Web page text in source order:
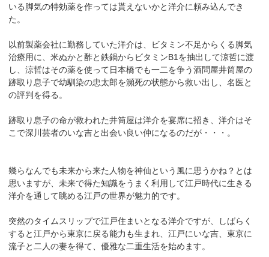
いる脚気の特効薬を作っては貰えないかと洋介に頼み込んでき
た。
以前製薬会社に勤務していた洋介は、ビタミン不足からくる脚気
治療用に、米ぬかと酢と鉄鍋からビタミンB1を抽出して涼哲に渡
し、涼哲はその薬を使って日本橋でも一二を争う酒問屋井筒屋の
跡取り息子で幼馴染の忠太郎を瀕死の状態から救い出し、名医と
の評判を得る。
跡取り息子の命が救われた井筒屋は洋介を宴席に招き、洋介はそ
こで深川芸者のいな吉と出会い良い仲になるのだが・・・。
幾らなんでも未来から来た人物を神仙という風に思うかね？とは
思いますが、未来で得た知識をうまく利用して江戸時代に生きる
洋介を通して眺める江戸の世界が魅力的です。
突然のタイムスリップで江戸住まいとなる洋介ですが、しばらく
すると江戸から東京に戻る能力も生まれ、江戸にいな吉、東京に
流子と二人の妻を得て、優雅な二重生活を始めます。